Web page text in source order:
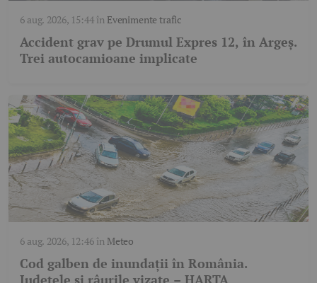
6 aug. 2026, 15:44în Evenimente trafic
Accident grav pe Drumul Expres 12, în Argeș.
Trei autocamioane implicate
6 aug. 2026, 12:46în Meteo
Cod galben de inundații în România.